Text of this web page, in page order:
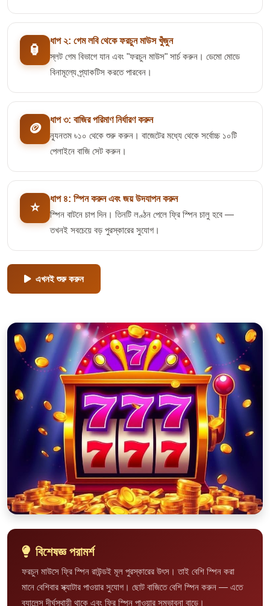
🏮
ধাপ ২: গেম লবি থেকে ফরচুন মাউস খুঁজুন
স্লট গেম বিভাগে যান এবং "ফরচুন মাউস" সার্চ করুন। ডেমো মোডে
বিনামূল্যে প্র্যাকটিস করতে পারবেন।
🪙
ধাপ ৩: বাজির পরিমাণ নির্ধারণ করুন
ন্যূনতম ৳১০ থেকে শুরু করুন। বাজেটের মধ্যে থেকে সর্বোচ্চ ১০টি
পেলাইনে বাজি সেট করুন।
⭐
ধাপ ৪: স্পিন করুন এবং জয় উদযাপন করুন
স্পিন বাটনে চাপ দিন। তিনটি লণ্ঠন পেলে ফ্রি স্পিন চালু হবে —
তখনই সবচেয়ে বড় পুরস্কারের সুযোগ।
এখনই শুরু করুন
বিশেষজ্ঞ পরামর্শ
ফরচুন মাউসে ফ্রি স্পিন রাউন্ডই মূল পুরস্কারের উৎস। তাই বেশি স্পিন করা
মানে বেশিবার স্ক্যাটার পাওয়ার সুযোগ। ছোট বাজিতে বেশি স্পিন করুন — এতে
ব্যালেন্স দীর্ঘস্থায়ী থাকে এবং ফ্রি স্পিন পাওয়ার সম্ভাবনা বাড়ে।